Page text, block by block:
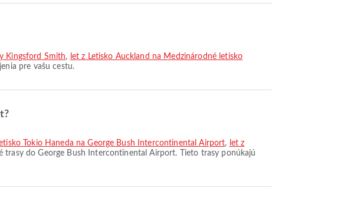
Kingsford Smith, let z Letisko Auckland na Medzinárodné letisko
pre vašu cestu.
Tokio Haneda na George Bush Intercontinental Airport, let z
trasy do George Bush Intercontinental Airport. Tieto trasy ponúkajú